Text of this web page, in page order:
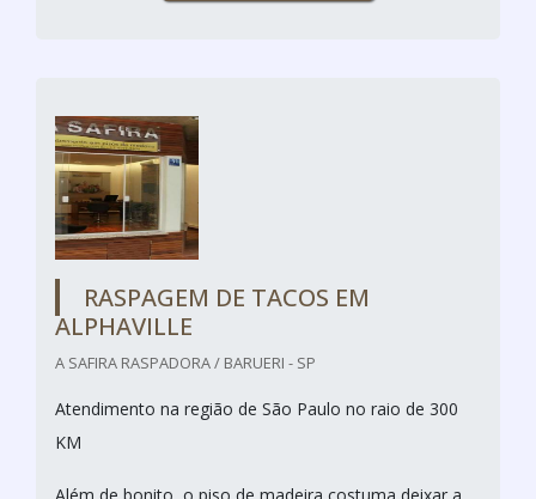
RASPAGEM DE TACOS EM
ALPHAVILLE
A SAFIRA RASPADORA / BARUERI - SP
Atendimento na região de São Paulo no raio de 300
KM
Além de bonito, o piso de madeira costuma deixar a